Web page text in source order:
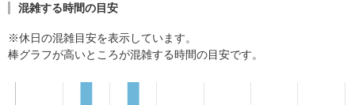
混雑する時間の目安
※休日の混雑目安を表示しています。
棒グラフが高いところが混雑する時間の目安です。